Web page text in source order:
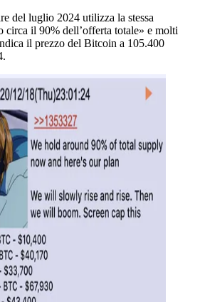
del luglio 2024 utilizza la stessa
circa il 90% dell’offerta totale» e molti
il prezzo del Bitcoin a 105.400